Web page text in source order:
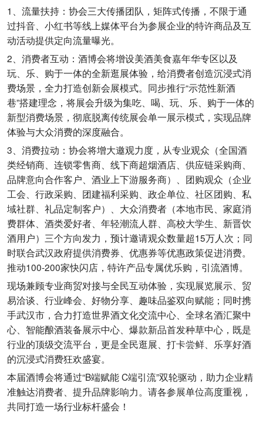
1、流量扶持：协会三大传播团队，矩阵式传播，不限于通
过抖音、小红书等线上媒体平台为参展企业的特许商品及互
动活动提供定向流量曝光。
2、消费者互动：酒博会将增设美酒美食嘉年华专区以及
玩、乐、购于一体的全新逛展体验，给消费者创造沉浸式消
费场景，全力打造创新会展模式。同步推行“示范性新酒
巷”搭建理念，将展会升级为集吃、喝、玩、乐、购于一体的
新型消费场景，彻底脱离传统展会单一展示模式，实现品牌
体验与大众消费的深度融合。
3、消费拉动：协会将增大邀观力度，从专业观众（全国酒
类经销商、连锁零售商、线下商超烟酒店、供应链采购商、
品牌意向合作客户、酒业上下游服务商）、团购观众（企业
工会、行政采购、团建福利采购、政企单位、社区团购、私
域社群、礼品定制客户）、大众消费者（本地市民、家庭消
费群体、酒类爱好者、年轻潮流人群、高校大学生、新晋饮
酒用户）三个方向发力，预计邀请观众数量超15万人次；同
时联合武汉政府提供消费券、优惠券等优惠政策促进消费。
推动100-200家快闪店，特许产品专属优乐购，引流酒博。
现场兼顾专业商贸对接与全民互动体验，实现展览展示、贸
易洽谈、行业峰会、好物分享、趣味品鉴双向赋能；同时携
手武汉市，合力打造世界酒文化交流中心、全球名酒汇聚中
心、智能酿酒装备展示中心、爆款新品首发种草中心，既是
行业的顶级交流平台，更是全民逛展、打卡尝鲜、乐享好酒
的沉浸式消费狂欢盛宴。
本届酒博会将通过“B端赋能 C端引流”双轮驱动，助力企业精
准触达消费者、提升品牌影响力。请各参展单位高度重视，
共同打造一场行业标杆盛会！